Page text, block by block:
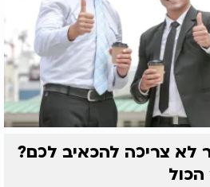
צריכה להכאיב לכם?